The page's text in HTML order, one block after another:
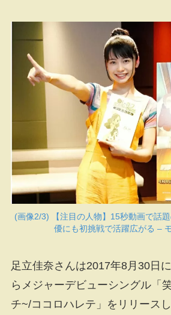
(画像2/3) 【注目の人物】15秒動画で話
優にも初挑戦で活躍広がる –
足立佳奈さんは2017年8月30日
らメジャーデビューシングル「
チ~/ココロハレテ」をリリース